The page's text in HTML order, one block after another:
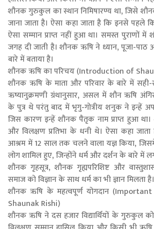
शौनक गुरुकुल का स्थान निमिषारण्य था, जिसे
जाना जाता है। ऐसा कहा जाता है कि इनसे पहले
ऐसा सम्मान प्राप्त नहीं हुआ था। समस्त पुराणों
जगह दी जाती है। शौनक ऋषि ने ध्यान, पूजा-
बारे में बताया है।
शौनक ऋषि का परिचय (Introduction of
शौनक ऋषि के माता और परिवार के बारे में सही-
ऋष्यानुक्रमणी ग्रंथानुसार, असल में शौन ऋषि
के पुत्र थे परंतु बाद में भृगु-गोत्रीय शनुक ने इन्हें
जिस कारण इन्हें शौनक पैतृक नाम प्राप्त हुआ था।
और विलक्षण प्रतिभा के धनी थे। ऐसा कहा
आश्रम में 12 साल तक चलने वाला यज्ञ किया,
लोग शामिल हुए, जिन्होंने धर्म और दर्शन के बारे में
शौनक गृहसूत्र, शौनक गृह्यपरिशिष्ट और
समाज को विज्ञान के साथ धर्म का भी ज्ञान मिलता है।
शौनक ऋषि के महत्वपूर्ण योगदान
Shaunak Rishi)
शौनक ऋषि ने दस हजार विद्यार्थियों के गुरुकुल